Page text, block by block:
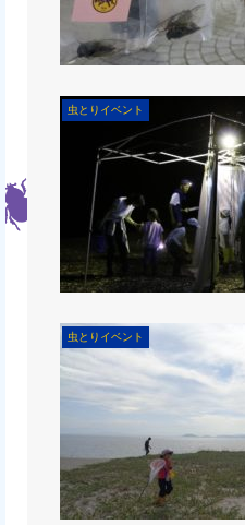
虫とりイベント
虫とりイベント